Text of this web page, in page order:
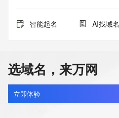
智能起名 AI找域名
选域名，来万网
立即体验